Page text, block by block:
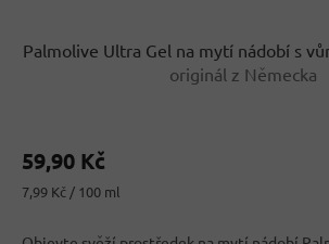
Palmolive Ultra Gel na mytí nádobí s
originál z Německa
produktu
4,9
59,90 Kč
Měrná
7,99 Kč / 100 ml